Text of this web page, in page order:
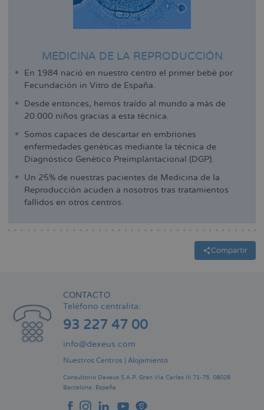
MEDICINA DE LA REPRODUCCIÓN
En 1984 nació en nuestro centro el primer bebé por
Fecundación in Vitro de España.
Desde entonces, hemos traído al mundo a más de
20.000 niños gracias a esta técnica.
Somos capaces de descartar en embriones
enfermedades genéticas mediante la técnica de
Diagnóstico Genético Preimplantacional (DGP).
Un 25% de nuestras pacientes de Medicina de la
Reproducción acuden a nosotros tras tratamientos
fallidos en otros centros.
Compartir
CONTACTO
Teléfono centralita:
93 227 47 00
info@dexeus.com
Nuestros Centros Alojamiento
Consultorio Dexeus S.A.P. Gran Via Carles III 71-75. 08028
Barcelona. España